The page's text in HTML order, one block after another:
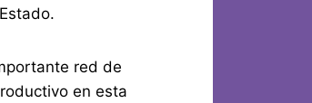
red de
en esta